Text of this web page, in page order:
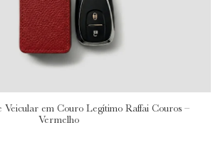
Veicular em Couro Legítimo Raffai Couros –
Vermelho